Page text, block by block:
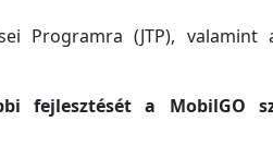
Programra (JTP), valamint
fejlesztését a MobilGO